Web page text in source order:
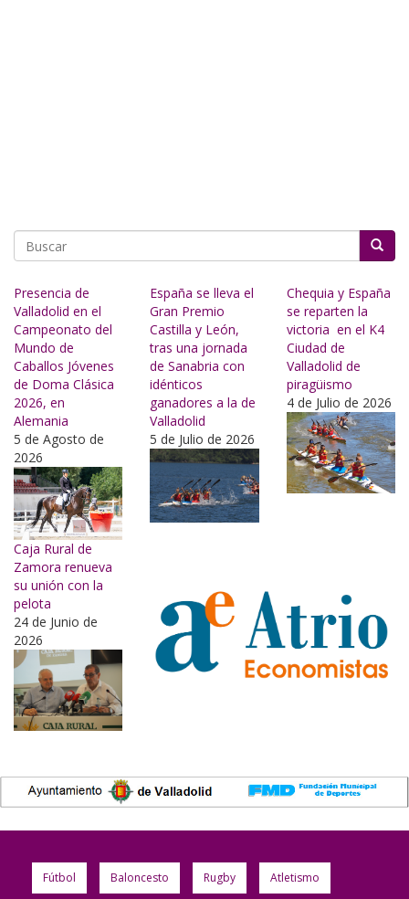
Presencia de
Valladolid en el
Campeonato del
Mundo de
Caballos Jóvenes
de Doma Clásica
2026, en
Alemania
5 de Agosto de
2026
España se lleva el
Gran Premio
Castilla y León,
tras una jornada
de Sanabria con
idénticos
ganadores a la de
Valladolid
5 de Julio de 2026
Chequia y España
se reparten la
victoria en el K4
Ciudad de
Valladolid de
piragüismo
4 de Julio de 2026
Caja Rural de
Zamora renueva
su unión con la
pelota
24 de Junio de
2026
Fútbol Baloncesto Rugby Atletismo